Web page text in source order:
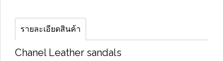
รายละเอียดสินค้า
Chanel Leather sandals